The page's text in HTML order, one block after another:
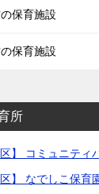
保育施設
保育施設
所
区】 コミュニティ
区】 なでしこ保育